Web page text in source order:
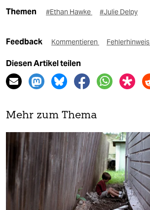
Themen #Ethan Hawke #Julie Delpy
Feedback Kommentieren Fehlerhinweis
Diesen Artikel teilen
Mehr zum Thema